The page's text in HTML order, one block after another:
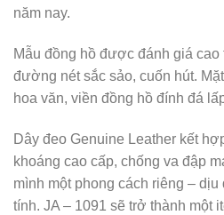
năm nay.
Mẫu đồng hồ được đánh giá
đường nét sắc sảo, cuốn hút.
hoa văn, viền đồng hồ đính đá
Dây đeo Genuine Leather kết
khoáng cao cấp, chống va đập
mình một phong cách riêng –
tính. JA – 1091 sẽ trở thành một